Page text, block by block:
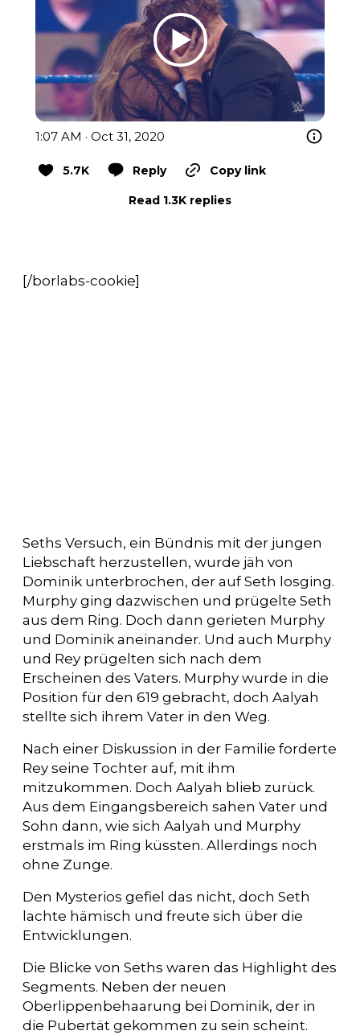
1:07 AM · Oct 31, 2020
5.7K Reply Copy link
Read 1.3K replies
[/borlabs-cookie]
Seths Versuch, ein Bündnis mit der jungen
Liebschaft herzustellen, wurde jäh von
Dominik unterbrochen, der auf Seth losging.
Murphy ging dazwischen und prügelte Seth
aus dem Ring. Doch dann gerieten Murphy
und Dominik aneinander. Und auch Murphy
und Rey prügelten sich nach dem
Erscheinen des Vaters. Murphy wurde in die
Position für den 619 gebracht, doch Aalyah
stellte sich ihrem Vater in den Weg.
Nach einer Diskussion in der Familie forderte
Rey seine Tochter auf, mit ihm
mitzukommen. Doch Aalyah blieb zurück.
Aus dem Eingangsbereich sahen Vater und
Sohn dann, wie sich Aalyah und Murphy
erstmals im Ring küssten. Allerdings noch
ohne Zunge.
Den Mysterios gefiel das nicht, doch Seth
lachte hämisch und freute sich über die
Entwicklungen.
Die Blicke von Seths waren das Highlight des
Segments. Neben der neuen
Oberlippenbehaarung bei Dominik, der in
die Pubertät gekommen zu sein scheint.